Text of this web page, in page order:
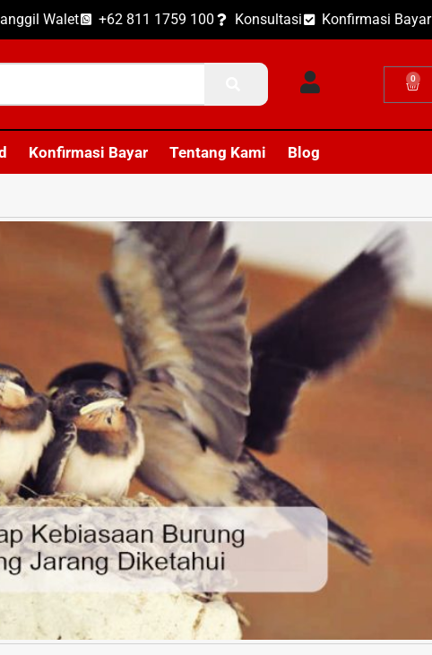
Walet +62 811 1759 100 Konsultasi Konfirmasi Bayar
0
Konfirmasi Bayar Tentang Kami Blog